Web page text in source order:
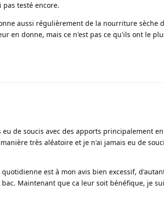
pas testé encore.
aussi régulièrement de la nourriture sèche
en donne, mais ce n'est pas ce qu'ils ont le
de soucis avec des apports principalement
très aléatoire et je n'ai jamais eu de
est à mon avis bien excessif,
Maintenant que ca leur soit bénéfique, je